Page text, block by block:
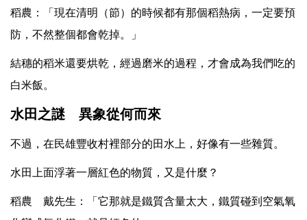
稻農：「現在清明（節）的時候都有那個稻熱病，一定要預
防，不然整個都會乾掉。」
結穗的稻米還要烘乾，經過磨米的過程，才會成為我們吃的
白米飯。
水田之謎 異象從何而來
不過，在民雄豐收村裡部分的田水上，好像有一些雜質。
水田上面浮著一層紅色的物質，又是什麼？
稻農 戴先生：「它那就是鐵質含量太大，鐵質碰到空氣氧